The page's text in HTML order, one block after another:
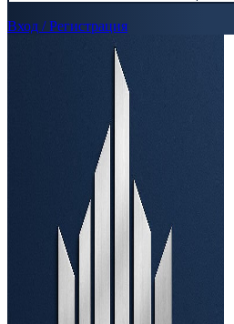
Вход / Регистрация